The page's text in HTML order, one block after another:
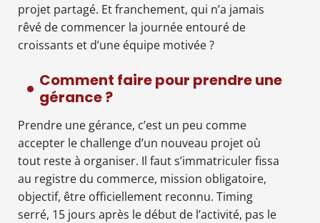
projet partagé. Et franchement, qui n’a jamais
rêvé de commencer la journée entouré de
croissants et d’une équipe motivée ?
Comment faire pour prendre une
gérance ?
Prendre une gérance, c’est un peu comme
accepter le challenge d’un nouveau projet où
tout reste à organiser. Il faut s’immatriculer fissa
au registre du commerce, mission obligatoire,
objectif, être officiellement reconnu. Timing
serré, 15 jours après le début de l’activité, pas le